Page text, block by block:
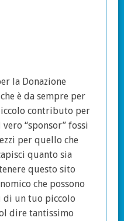
la Donazione
è da sempre per
contributo per
“sponsor” fossi
per quello che
quanto sia
questo sito
che possono
di un tuo piccolo
dire tantissimo